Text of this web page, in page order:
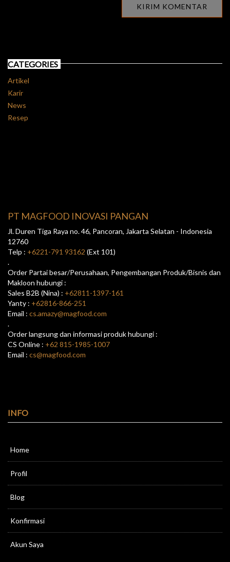
CATEGORIES
Artikel
Karir
News
Resep
PT MAGFOOD INOVASI PANGAN
Jl. Duren Tiga Raya no. 46, Pancoran, Jakarta Selatan - Indonesia
12760
Telp : +6221-791 93162 (Ext 101)
.
Order Partai besar/Perusahaan, Pengembangan Produk/Bisnis dan
Makloon hubungi :
Sales B2B (Nina) : +62811-1397-161
Yanty : +62816-866-251
Email : cs.amazy@magfood.com
.
Order langsung dan informasi produk hubungi :
CS Online : +62 815-1985-1007
Email : cs@magfood.com
INFO
Home
Profil
Blog
Konfirmasi
Akun Saya